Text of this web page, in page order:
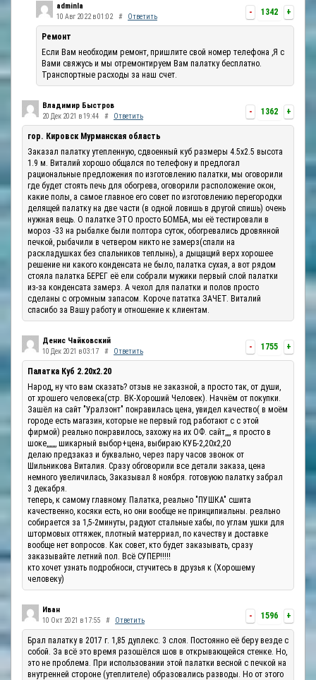
- 1342 +
adminla
10 Авг 2022 в 01:02 # Ответить
Ремонт
Если Вам необходим ремонт, пришлите свой номер телефона ,Я с
Вами свяжусь и мы отремонтируем Вам палатку бесплатно.
Транспортные расходы за наш счет.
- 1362 +
Владимир Быстров
20 Дек 2021 в 19:44 # Ответить
гор. Кировск Мурманская область
Заказал палатку утепленную, сдвоенный куб размеры 4.5х2.5 высота
1.9 м. Виталий хорошо общался по телефону и предлогал
рациональные предложения по изготовлению палатки, мы оговорили
где будет стоять печь для обогрева, оговорили расположение окон,
какие полы, а самое главное его совет по изготовлению перегородки
делящей палатку на две части (в одной ловишь в другой спишь) очень
нужная вещь. О палатке ЭТО просто БОМБА, мы её тестировали в
мороз -33 на рыбалке были полтора суток, обогревались дровянной
печкой, рыбачили в четвером никто не замерз(спали на
раскладушках без спальников теплынь), а дыщащий верх хорошее
решение ни какого конденсата не было, палатка сухая, а вот рядом
стояла палатка БЕРЕГ её ели собрали мужики первый слой палатки
из-за конденсата замерз. А чехол для палатки и полов просто
сделаны с огромным запасом. Короче пататка ЗАЧЕТ. Виталий
спасибо за Вашу работу и отношение к клиентам.
- 1755 +
Денис Чайковский
10 Дек 2021 в 03:17 # Ответить
Палатка Куб 2.20x2.20
Народ, ну что вам сказать? отзыв не заказной, а просто так, от души,
от хрошего человека(стр. ВК-Хороший Человек). Начнём от покупки.
Зашёл на сайт "Уралзонт" понравилась цена, увидел качество( в моём
городе есть магазин, которые не первый год работают с с этой
фирмой) реально понравилось, захожу на их ОФ. сайт,,,, я просто в
шоке,,,,,,, шикарный выбор+цена, выбираю КУБ-2,20х2,20
делаю предзаказ и буквально, через пару часов звонок от
Шильникова Виталия. Сразу обговорили все детали заказа, цена
немного увеличилась, Заказывал 8 ноября. готовуюю палатку забрал
3 декабря.
теперь, к самому главному. Палатка, реально "ПУШКА" сшита
качественно, косяки есть, но они вообще не принципиальны. реально
собирается за 1,5-2минуты, радуют стальные хабы, по углам ушки для
штормовых оттяжек, плотный матерриал, по качеству и доставке
вообще нет вопросов. Как совет, кто будет заказывать, сразу
заказывайте летний пол. Всё СУПЕР!!!!!
кто хочет узнать подробноси, стучитесь в друзья к (Хорошему
человеку)
- 1596 +
Иван
10 Окт 2021 в 17:55 # Ответить
Брал палатку в 2017 г. 1,85 дуплекс. 3 слоя. Постоянно её беру везде с
собой. За всё это время разошёлся шов в открывающейся стенке. Но,
это не проблема. При использовании этой палатки весной с печкой на
внутренней стороне (утеплителе) образовались разводы. Но от этого